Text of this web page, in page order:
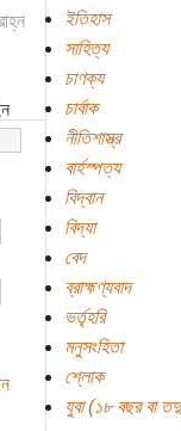
ইতিহাস
সাহিত্য
চাণক্য
চার্বাক
নীতিশাস্ত্র
বার্হস্পত্য
বিদ্বান
বিদ্যা
বেদ
ব্রাহ্মণ্যবাদ
ভর্তৃহরি
মনুসংহিতা
শ্লোক
যুবা (১৮ বছর বা